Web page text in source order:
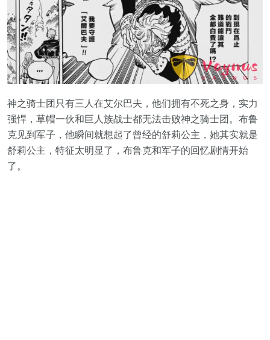
神之骑士团只有三人在艾尔巴夫，他们拥有不死之身，实力
强悍，草帽一伙和巨人族战士都无法击败神之骑士团。布鲁
克见到军子，他瞬间就想起了曾经的舒莉公主，她其实就是
舒莉公主，特征太明显了，布鲁克和军子的回忆剧情开始
了。